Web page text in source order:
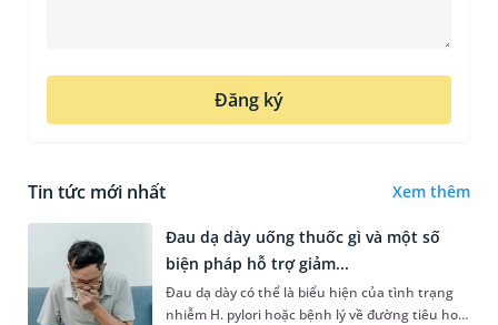
Đăng ký
Tin tức mới nhất Xem thêm
Đau dạ dày uống thuốc gì và một số
biện pháp hỗ trợ giảm...
Đau dạ dày có thể là biểu hiện của tình trạng
nhiễm H. pylori hoặc bệnh lý về đường tiêu hoá